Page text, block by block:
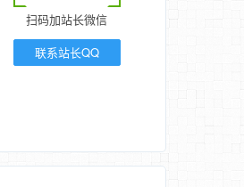
扫码加站长微信
联系站长QQ